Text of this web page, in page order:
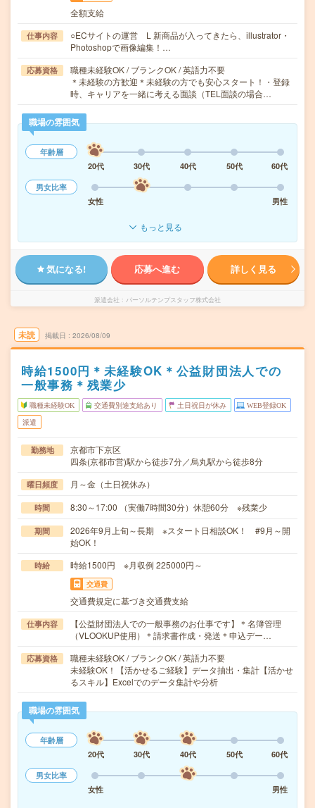
全額支給
仕事内容
○ECサイトの運営 L 新商品が入ってきたら、illustrator・
Photoshopで画像編集！…
応募資格
職種未経験OK / ブランクOK / 英語力不要
＊未経験の方歓迎＊未経験の方でも安心スタート！・登録
時、キャリアを一緒に考える面談（TEL面談の場合…
職場の雰囲気
年齢層
20代
30代 40代 50代
60代
男女比率
女性
男性
もっと見る
気になる! 応募へ進む 詳しく見る
派遣会社 パーソルテンプスタッフ株式会社
未読 掲載日 2026/08/09
時給1500円＊未経験OK＊公益財団法人での
一般事務＊残業少
職種未経験OK 交通費別途支給あり 土日祝日が休み WEB登録OK
派遣
勤務地
京都市下京区
四条(京都市営)駅から徒歩7分／烏丸駅から徒歩8分
曜日頻度 月～金（土日祝休み）
時間 8:30～17:00 （実働7時間30分）休憩60分 ※残業少
期間
2026年9月上旬～長期 ※スタート日相談OK！ #9月～開
始OK！
時給 時給1500円 ※月収例 225000円～
交通費
交通費規定に基づき交通費支給
仕事内容
【公益財団法人での一般事務のお仕事です】＊名簿管理
（VLOOKUP使用）＊請求書作成・発送＊申込デー…
応募資格
職種未経験OK / ブランクOK / 英語力不要
未経験OK！【活かせるご経験】データ抽出・集計【活かせ
るスキル】Excelでのデータ集計や分析
職場の雰囲気
年齢層
20代
30代 40代 50代
60代
男女比率
女性
男性